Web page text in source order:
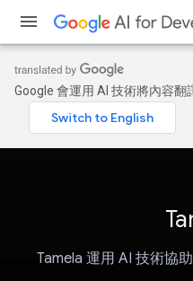
Google 會運用 AI 技術將內容翻
Tamela 運用 AI 技術協